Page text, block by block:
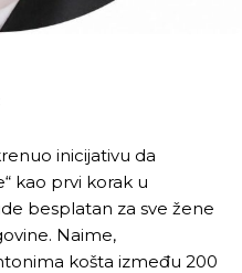
inicijativu da
kao prvi korak u
besplatan za sve žene
Naime,
košta između 200